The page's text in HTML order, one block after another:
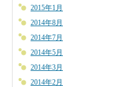
2015年1月
2014年8月
2014年7月
2014年5月
2014年3月
2014年2月